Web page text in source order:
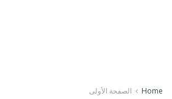
Home الصفحة الأولى